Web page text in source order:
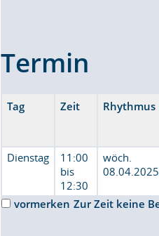
Termin
Tag Zeit Rhythmus
Dienstag
11:00
bis
12:30
wöch.
vormerken Zur Zeit keine